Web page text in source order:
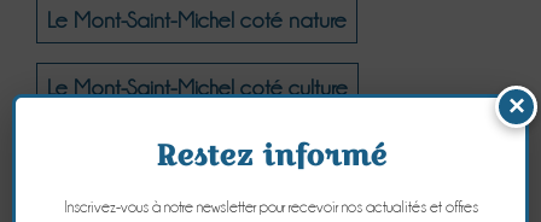
Le Mont-Saint-Michel coté nature
Le Mont-Saint-Michel coté culture
×
Restez informé
Inscrivez-vous à notre newsletter pour recevoir nos actualités et offres